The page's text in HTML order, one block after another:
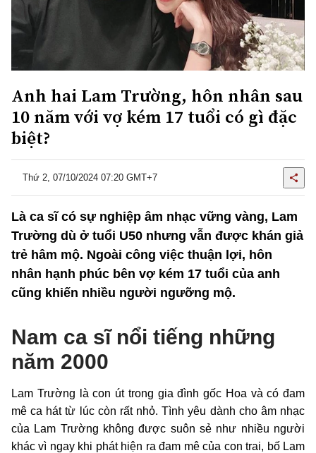
Anh hai Lam Trường, hôn nhân sau
10 năm với vợ kém 17 tuổi có gì đặc
biệt?
Thứ 2, 07/10/2024 07:20 GMT+7
Là ca sĩ có sự nghiệp âm nhạc vững vàng, Lam
Trường dù ở tuổi U50 nhưng vẫn được khán giả
trẻ hâm mộ. Ngoài công việc thuận lợi, hôn
nhân hạnh phúc bên vợ kém 17 tuổi của anh
cũng khiến nhiều người ngưỡng mộ.
Nam ca sĩ nổi tiếng những
năm 2000
Lam Trường là con út trong gia đình gốc Hoa và có đam
mê ca hát từ lúc còn rất nhỏ. Tình yêu dành cho âm nhạc
của Lam Trường không được suôn sẻ như nhiều người
khác vì ngay khi phát hiện ra đam mê của con trai, bố Lam